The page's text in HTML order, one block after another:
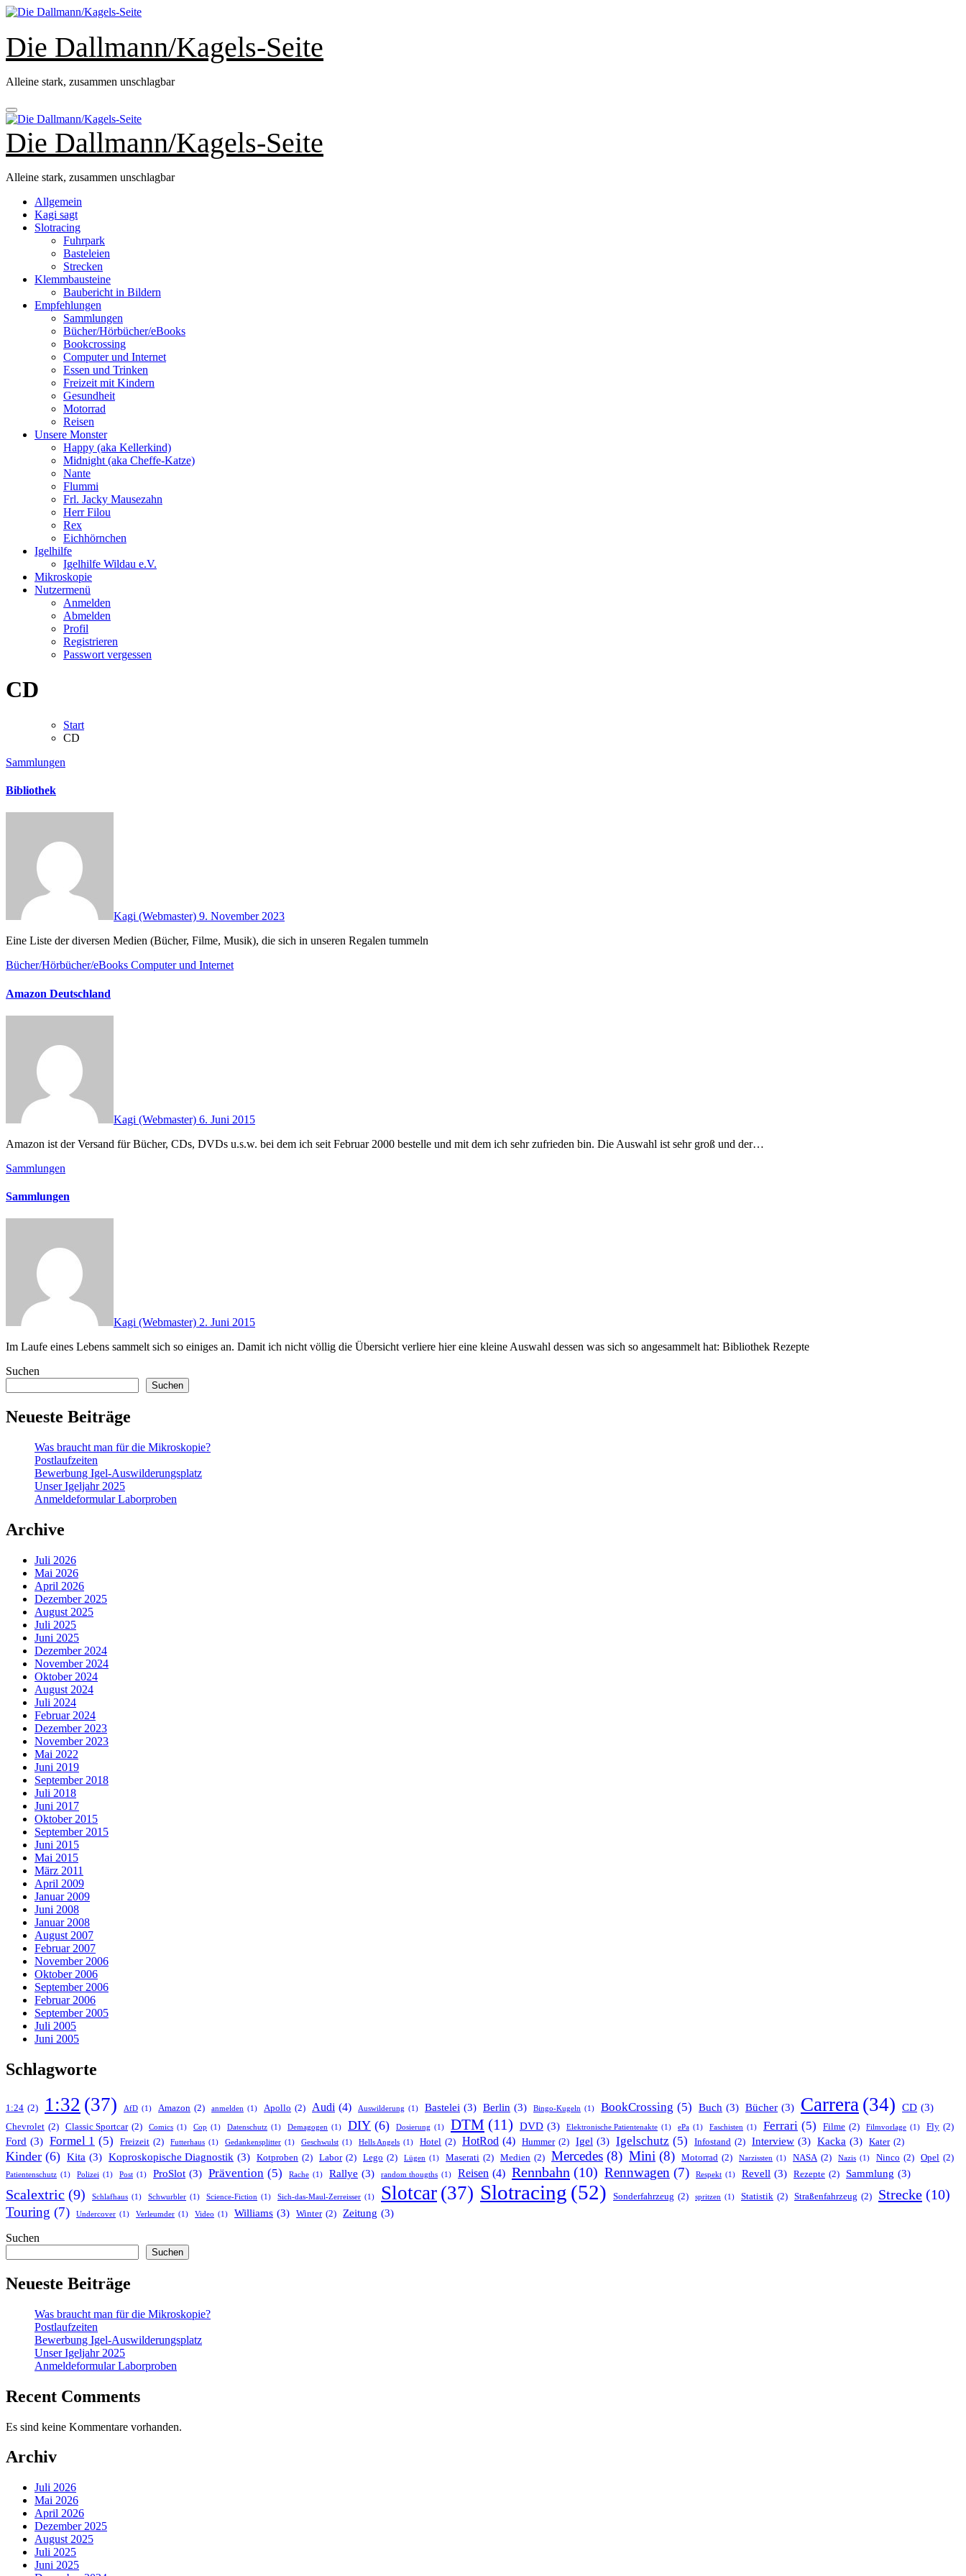
Zum
springen
Die Dallmann/Kagels-Seite
Alleine stark, zusammen unschlagbar
Die Dallmann/Kagels-Seite
Alleine stark, zusammen unschlagbar
Allgemein
Kagi sagt
Slotracing
Fuhrpark
Basteleien
Strecken
Klemmbausteine
Baubericht in Bildern
Empfehlungen
Sammlungen
Bücher/Hörbücher/eBooks
Bookcrossing
Computer und Internet
Essen und Trinken
Freizeit mit Kindern
Gesundheit
Motorrad
Reisen
Unsere Monster
Happy (aka Kellerkind)
Midnight (aka Cheffe-Katze)
Nante
Flummi
Frl. Jacky Mausezahn
Herr Filou
Rex
Eichhörnchen
Igelhilfe
Igelhilfe Wildau e.V.
Mikroskopie
Nutzermenü
Anmelden
Abmelden
Profil
Registrieren
Passwort vergessen
CD
Start
CD
Sammlungen
Bibliothek
Kagi (Webmaster) 9. November 2023
Eine Liste der diversen Medien (Bücher, Filme, Musik), die sich in unseren Regalen tummeln
Bücher/Hörbücher/eBooks Computer und Internet
Amazon Deutschland
Kagi (Webmaster) 6. Juni 2015
Amazon ist der Versand für Bücher, CDs, DVDs u.s.w. bei dem ich seit Februar 2000 bestelle und mit dem ich sehr zufrieden bin. Die Auswahl ist sehr groß und der…
Sammlungen
Sammlungen
Kagi (Webmaster) 2. Juni 2015
Im Laufe eines Lebens sammelt sich so einiges an. Damit ich nicht völlig die Übersicht verliere hier eine kleine Auswahl dessen was sich so angesammelt hat: Bibliothek Rezepte
Suchen
Suchen
Neueste Beiträge
Was braucht man für die Mikroskopie?
Postlaufzeiten
Bewerbung Igel-Auswilderungsplatz
Unser Igeljahr 2025
Anmeldeformular Laborproben
Archive
Juli 2026
Mai 2026
April 2026
Dezember 2025
August 2025
Juli 2025
Juni 2025
Dezember 2024
November 2024
Oktober 2024
August 2024
Juli 2024
Februar 2024
Dezember 2023
November 2023
Mai 2022
Juni 2019
September 2018
Juli 2018
Juni 2017
Oktober 2015
September 2015
Juni 2015
Mai 2015
März 2011
April 2009
Januar 2009
Juni 2008
Januar 2008
August 2007
Februar 2007
November 2006
Oktober 2006
September 2006
Februar 2006
September 2005
Juli 2005
Juni 2005
Schlagworte
1:24 (2) 1:32 (37) AfD (1) Amazon (2) anmelden (1) Apollo (2) Audi (4) Auswilderung (1) Bastelei (3) Berlin (3) Bingo-Kugeln (1) BookCrossing (5) Buch (3) Bücher (3) Carrera (34) CD (3)
Chevrolet (2) Classic Sportcar (2) Comics (1) Cop (1) Datenschutz (1) Demagogen (1) DIY (6) Dosierung (1) DTM (11) DVD (3) Elektronische Patientenakte (1) ePa (1) Faschisten (1) Ferrari (5) Filme (2) Filmvorlage (1) Fly (2)
Ford (3) Formel 1 (5) Freizeit (2) Futterhaus (1) Gedankensplitter (1) Geschwulst (1) Hells Angels (1) Hotel (2) HotRod (4) Hummer (2) Igel (3) Igelschutz (5) Infostand (2) Interview (3) Kacka (3) Kater (2)
Kinder (6) Kita (3) Koproskopische Diagnostik (3) Kotproben (2) Labor (2) Lego (2) Lügen (1) Maserati (2) Medien (2) Mercedes (8) Mini (8) Motorrad (2) Narzissten (1) NASA (2) Nazis (1) Ninco (2) Opel (2)
Patientenschutz (1) Polizei (1) Post (1) ProSlot (3) Prävention (5) Rache (1) Rallye (3) random thougths (1) Reisen (4) Rennbahn (10) Rennwagen (7) Respekt (1) Revell (3) Rezepte (2) Sammlung (3)
Scalextric (9) Schlafhaus (1) Schwurbler (1) Science-Fiction (1) Sich-das-Maul-Zerreisser (1) Slotcar (37) Slotracing (52) Sonderfahrzeug (2) spritzen (1) Statistik (2) Straßenfahrzeug (2) Strecke (10)
Touring (7) Undercover (1) Verleumder (1) Video (1) Williams (3) Winter (2) Zeitung (3)
Suchen
Suchen
Neueste Beiträge
Was braucht man für die Mikroskopie?
Postlaufzeiten
Bewerbung Igel-Auswilderungsplatz
Unser Igeljahr 2025
Anmeldeformular Laborproben
Recent Comments
Es sind keine Kommentare vorhanden.
Archiv
Juli 2026
Mai 2026
April 2026
Dezember 2025
August 2025
Juli 2025
Juni 2025